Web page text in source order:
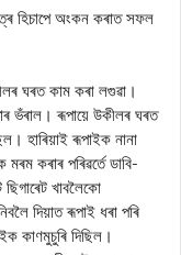
হিচাপে অংকন কৰাত সফল
ঘৰত কাম কৰা লগুৱা।
ভঁৰাল। ৰূপায়ে উকীলৰ ঘৰত
হাৰিয়াই ৰূপাইক নানা
কৰাৰ পৰিৱৰ্তে ডাবি-
খাবলৈকো
দিয়াত ৰূপাই ধৰা পৰি
কাণমুচুৰি দিছিল।